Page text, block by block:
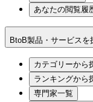
あなたの閲覧履
BtoB製品・サービスを
カテゴリーから
ランキングから
専門家一覧